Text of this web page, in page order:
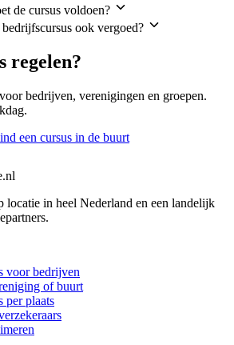
de cursus voldoen?
ook vergoed?
regelen?
bedrijven, verenigingen en groepen.
een cursus in de buurt
locatie in heel Nederland en een landelijk
voor bedrijven
of buurt
per plaats